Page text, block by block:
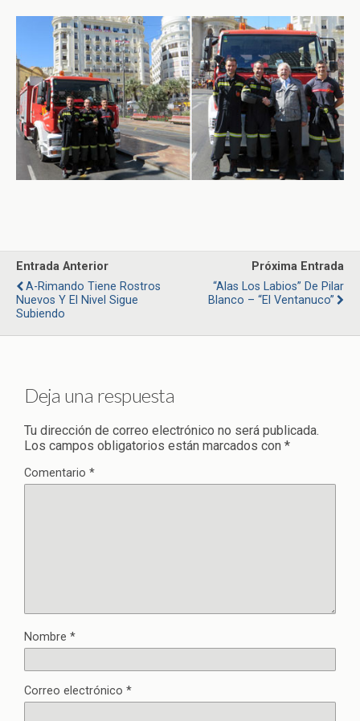
Entrada Anterior
A-Rimando Tiene Rostros
Nuevos Y El Nivel Sigue
Subiendo
Próxima Entrada
“Alas Los Labios” De Pilar
Blanco – “El Ventanuco”
Deja una respuesta
Tu dirección de correo electrónico no será publicada.
Los campos obligatorios están marcados con *
Comentario *
Nombre *
Correo electrónico *